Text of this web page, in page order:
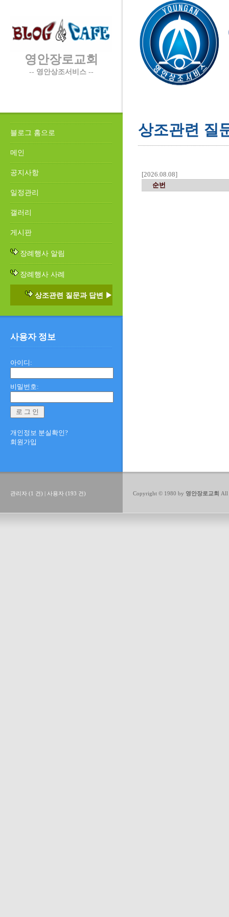
영안장로교회
-- 영안상조서비스 --
블로그 홈으로
메인
공지사항
일정관리
갤러리
게시판
장례행사 알림
장례행사 사례
상조관련 질문과 답변 ▶
사용자 정보
아이디:
비밀번호:
개인정보 분실확인?
회원가입
상조관련 질
[2026.08.08]
순번
Copyright © 1980 by 영안장로교회 All
관리자 (1 건) | 사용자 (193 건)